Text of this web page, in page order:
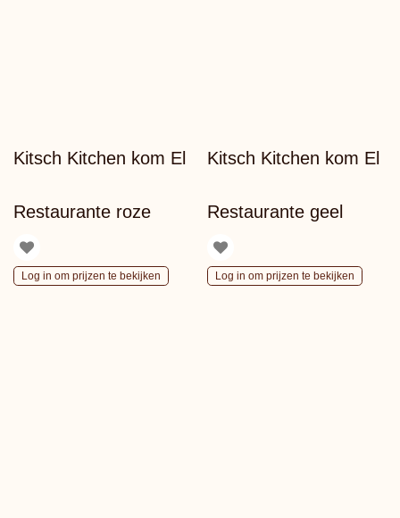
Kitsch Kitchen kom El
Restaurante roze
Log in om prijzen te bekijken
Kitsch Kitchen kom El
Restaurante geel
Log in om prijzen te bekijken